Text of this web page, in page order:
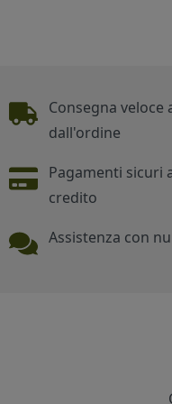
Piè di pagina
Consegna veloce
dall'ordine
Pagamenti sicuri
credito
Assistenza con